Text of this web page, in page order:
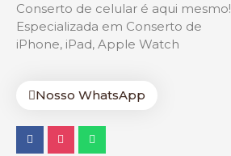
Conserto de celular é aqui mesmo!
Especializada em Conserto de
iPhone, iPad, Apple Watch
Nosso WhatsApp